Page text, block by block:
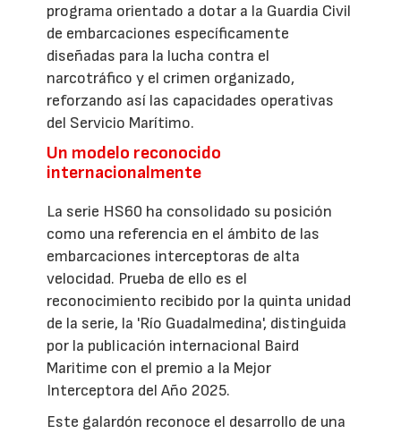
programa orientado a dotar a la Guardia Civil
de embarcaciones específicamente
diseñadas para la lucha contra el
narcotráfico y el crimen organizado,
reforzando así las capacidades operativas
del Servicio Marítimo.
Un modelo reconocido
internacionalmente
La serie HS60 ha consolidado su posición
como una referencia en el ámbito de las
embarcaciones interceptoras de alta
velocidad. Prueba de ello es el
reconocimiento recibido por la quinta unidad
de la serie, la 'Río Guadalmedina', distinguida
por la publicación internacional Baird
Maritime con el premio a la Mejor
Interceptora del Año 2025.
Este galardón reconoce el desarrollo de una